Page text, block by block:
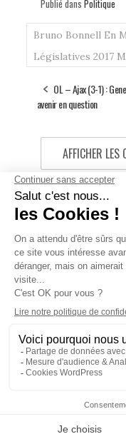
Publié dans Politique
Bruno Bonnell En
Législatives 2017
OL – Ajax (3-1) :
avenir en question
AFFICHER LES
Les commentaires